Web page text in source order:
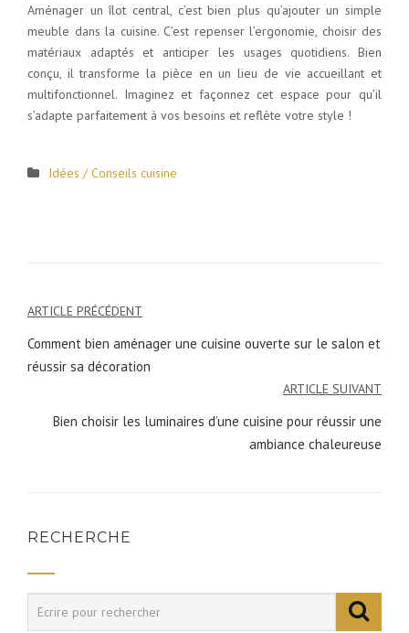
Aménager un îlot central, c’est bien plus qu’ajouter un simple
meuble dans la cuisine. C’est repenser l’ergonomie, choisir des
matériaux adaptés et anticiper les usages quotidiens. Bien
conçu, il transforme la pièce en un lieu de vie accueillant et
multifonctionnel. Imaginez et façonnez cet espace pour qu’il
s’adapte parfaitement à vos besoins et reflète votre style !
Idées / Conseils cuisine
de
l’article
ARTICLE PRÉCÉDENT
Comment bien aménager une cuisine ouverte sur le salon et
réussir sa décoration
ARTICLE SUIVANT
Bien choisir les luminaires d’une cuisine pour réussir une
ambiance chaleureuse
RECHERCHE